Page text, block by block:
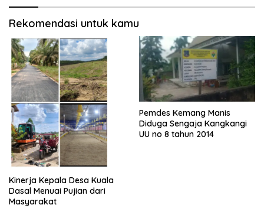
Rekomendasi untuk kamu
Kinerja Kepala Desa Kuala
Dasal Menuai Pujian dari
Masyarakat
Pemdes Kemang Manis
Diduga Sengaja Kangkangi
UU no 8 tahun 2014